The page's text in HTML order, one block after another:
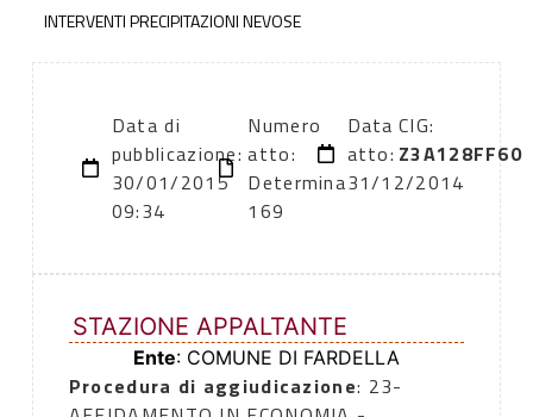
INTERVENTI PRECIPITAZIONI NEVOSE
Data di
pubblicazione:
30/01/2015
09:34
Numero
atto:
Determina
169
Data
atto:
31/12/2014
CIG:
Z3A128FF60
STAZIONE APPALTANTE
Ente: COMUNE DI FARDELLA
Procedura di aggiudicazione: 23-